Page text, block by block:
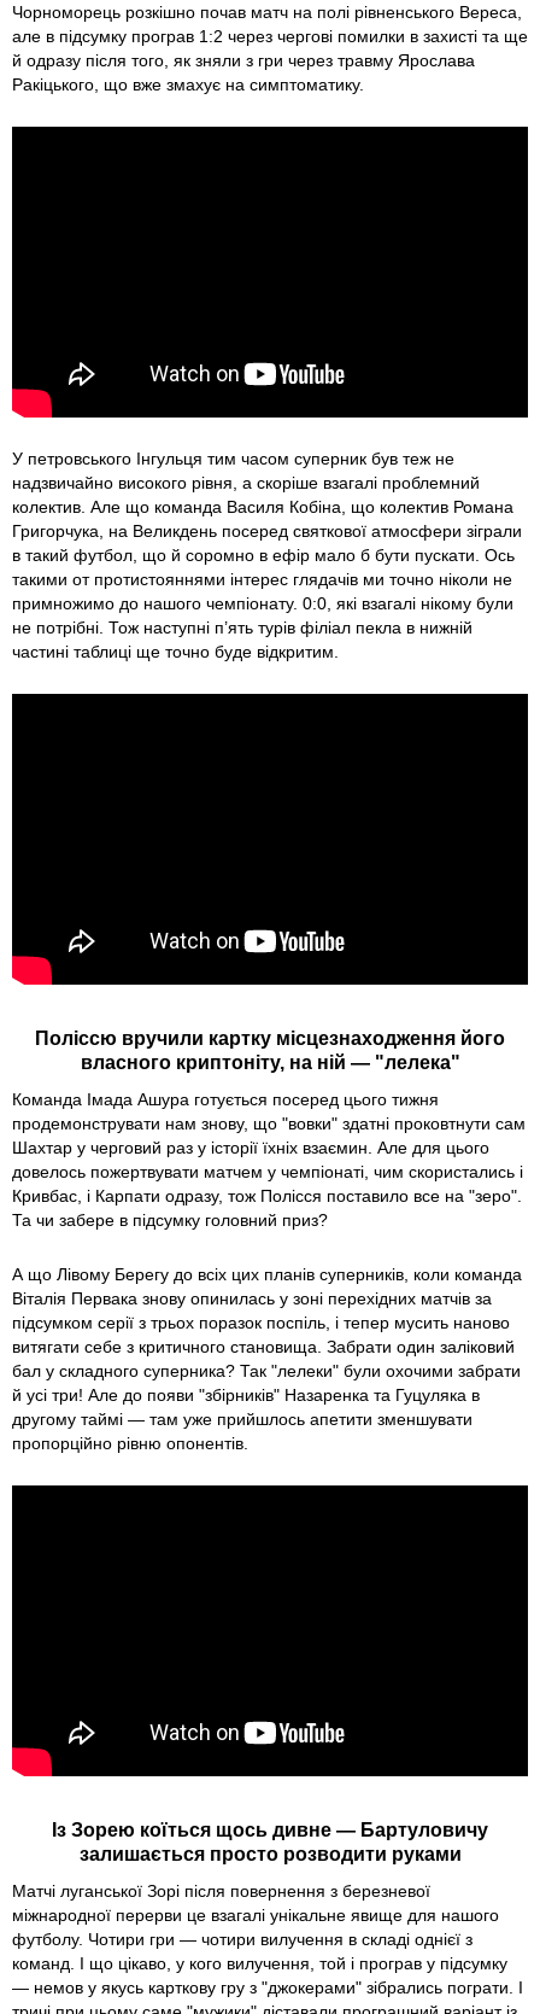
Чорноморець розкішно почав матч на полі рівненського Вереса,
але в підсумку програв 1:2 через чергові помилки в захисті та ще
й одразу після того, як зняли з гри через травму Ярослава
Ракіцького, що вже змахує на симптоматику.
У петровського Інгульця тим часом суперник був теж не
надзвичайно високого рівня, а скоріше взагалі проблемний
колектив. Але що команда Василя Кобіна, що колектив Романа
Григорчука, на Великдень посеред святкової атмосфери зіграли
в такий футбол, що й соромно в ефір мало б бути пускати. Ось
такими от протистояннями інтерес глядачів ми точно ніколи не
примножимо до нашого чемпіонату. 0:0, які взагалі нікому були
не потрібні. Тож наступні п’ять турів філіал пекла в нижній
частині таблиці ще точно буде відкритим.
Поліссю вручили картку місцезнаходження його
власного криптоніту, на ній — "лелека"
Команда Імада Ашура готується посеред цього тижня
продемонструвати нам знову, що "вовки" здатні проковтнути сам
Шахтар у черговий раз у історії їхніх взаємин. Але для цього
довелось пожертвувати матчем у чемпіонаті, чим скористались і
Кривбас, і Карпати одразу, тож Полісся поставило все на "зеро".
Та чи забере в підсумку головний приз?
А що Лівому Берегу до всіх цих планів суперників, коли команда
Віталія Первака знову опинилась у зоні перехідних матчів за
підсумком серії з трьох поразок поспіль, і тепер мусить наново
витягати себе з критичного становища. Забрати один заліковий
бал у складного суперника? Так "лелеки" були охочими забрати
й усі три! Але до появи "збірників" Назаренка та Гуцуляка в
другому таймі — там уже прийшлось апетити зменшувати
пропорційно рівню опонентів.
Із Зорею коїться щось дивне — Бартуловичу
залишається просто розводити руками
Матчі луганської Зорі після повернення з березневої
міжнародної перерви це взагалі унікальне явище для нашого
футболу. Чотири гри — чотири вилучення в складі однієї з
команд. І що цікаво, у кого вилучення, той і програв у підсумку
— немов у якусь карткову гру з "джокерами" зібрались пограти. І